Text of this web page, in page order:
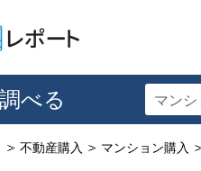
べる マンシ
不動産購入 マンション購入